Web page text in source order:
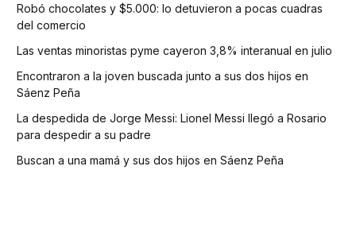
Robó chocolates y $5.000: lo detuvieron a pocas cuadras
del comercio
Las ventas minoristas pyme cayeron 3,8% interanual en julio
Encontraron a la joven buscada junto a sus dos hijos en
Sáenz Peña
La despedida de Jorge Messi: Lionel Messi llegó a Rosario
para despedir a su padre
Buscan a una mamá y sus dos hijos en Sáenz Peña